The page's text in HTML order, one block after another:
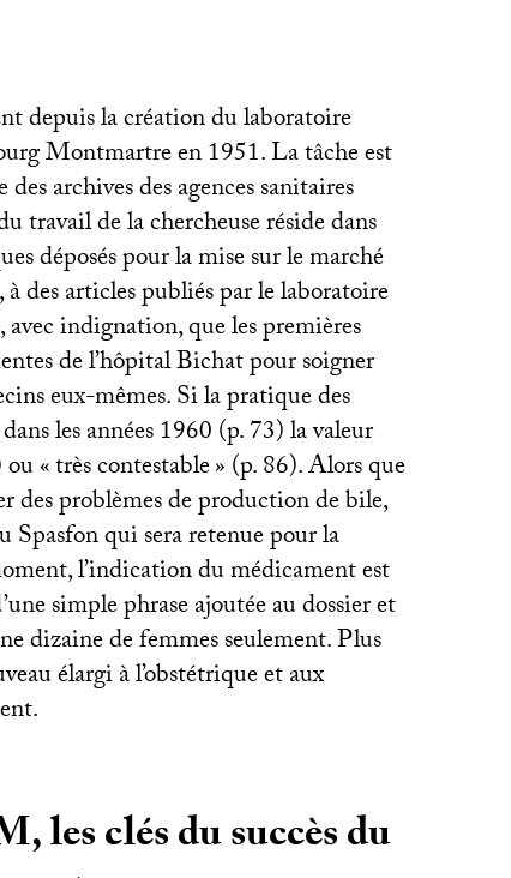
depuis la création du laboratoire
Montmartre en 1951. La tâche est
archives des agences sanitaires
travail de la chercheuse réside dans
déposés pour la mise sur le marché
des articles publiés par le laboratoire
indignation, que les premières
de l’hôpital Bichat pour soigner
eux-mêmes. Si la pratique des
les années 1960 (p. 73) la valeur
«très contestable» (p. 86). Alors que
des problèmes de production de bile,
Spasfon qui sera retenue pour la
l’indication du médicament est
simple phrase ajoutée au dossier et
dizaine de femmes seulement. Plus
élargi à l’obstétrique et aux
, les clés du succès du